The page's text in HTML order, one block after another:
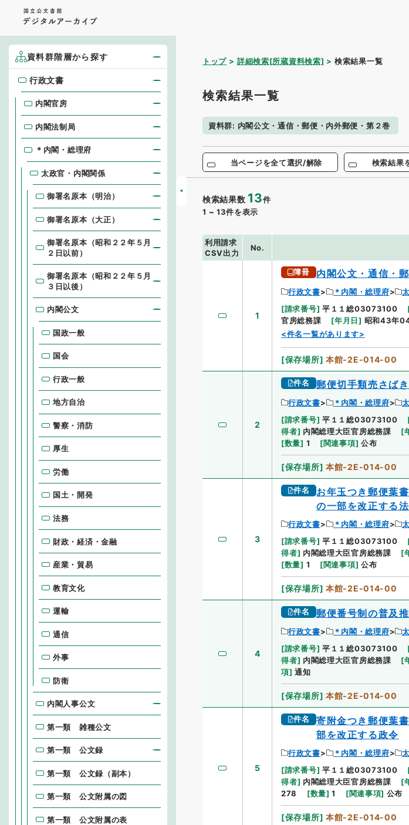
トップ 詳細検索[所蔵資料検索] 検索結果一覧
検索結果一覧
資料群: 内閣公文・通信・郵便・内外郵便・第２巻
当ページを全て選択/解除 検索結果
検索結果数 13件
1 ~ 13件を表示
利用請求
CSV出力
No.
1
簿冊 内閣公文・通信・
行政文書 ＊内閣・総理府
[請求番号] 平１１総03073100
官房総務課
[年月日] 昭和43年
<件名一覧があります>
[保存場所] 本館-2E-014-00
2
件名 郵便切手類売さば
行政文書 ＊内閣・総理府
[請求番号] 平１１総03073100
得者] 内閣総理大臣官房総務課 [
[数量] 1 [関連事項] 公布
[保存場所] 本館-2E-014-00
3
件名
お年玉つき郵便葉
の一部を改正する
行政文書 ＊内閣・総理府
[請求番号] 平１１総03073100
得者] 内閣総理大臣官房総務課 [
[数量] 1 [関連事項] 公布
[保存場所] 本館-2E-014-00
4
件名 郵便番号制の普及
行政文書 ＊内閣・総理府
[請求番号] 平１１総03073100
得者] 内閣総理大臣官房総務課 [
項] 通知
[保存場所] 本館-2E-014-00
5
件名
寄附金つき郵便葉
部を改正する政令
行政文書 ＊内閣・総理府
[請求番号] 平１１総03073100
得者] 内閣総理大臣官房総務課 [
278
[数量] 1 [関連事項] 公布
[保存場所] 本館-2E-014-00
資料群階層から探す
行政文書
行政文書
内閣官房
内閣法制局
＊内閣・総理府
太政官・内閣関係
御署名原本（明治）
御署名原本（大正）
御署名原本（昭和２２年５月
２日以前）
御署名原本（昭和２２年５月
３日以後）
内閣公文
国政一般
国会
行政一般
地方自治
警察・消防
厚生
労働
国土・開発
法務
財政・経済・金融
産業・貿易
教育文化
運輸
通信
外事
防衛
内閣人事公文
第一類 雑種公文
第一類 公文録
第一類 公文録（副本）
第一類 公文附属の図
第一類 公文附属の表